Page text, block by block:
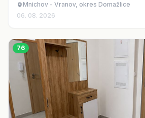
Mnichov - Vranov, okres Domažlice
06. 08. 2026
76